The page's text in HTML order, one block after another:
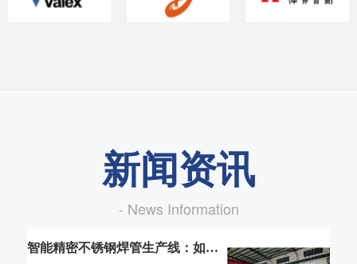
新闻资讯
- News Information
智能精密不锈钢焊管生产线：如何